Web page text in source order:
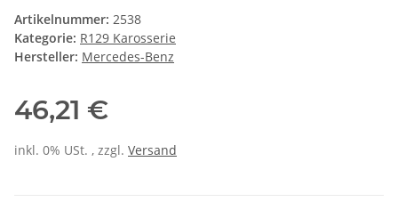
Artikelnummer: 2538
Kategorie: R129 Karosserie
Hersteller: Mercedes-Benz
46,21 €
inkl. 0% USt. , zzgl. Versand